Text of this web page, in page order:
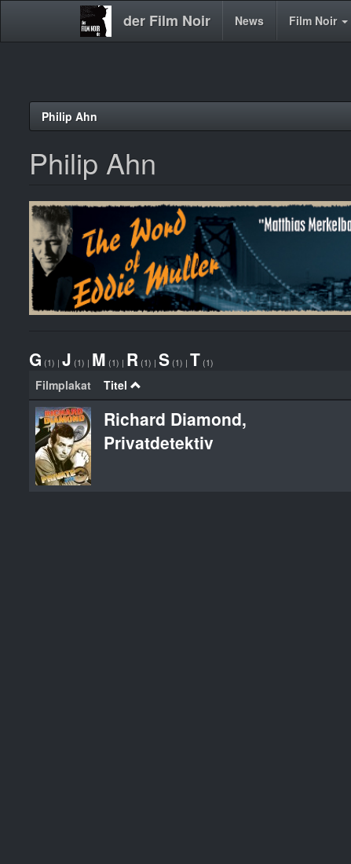
der Film Noir
Main News Film Noir
Philip Ahn
Philip Ahn
G (1) | J (1) | M (1) | R (1) | S (1) | T (1)
Filmplakat Titel
Richard Diamond,
Privatdetektiv